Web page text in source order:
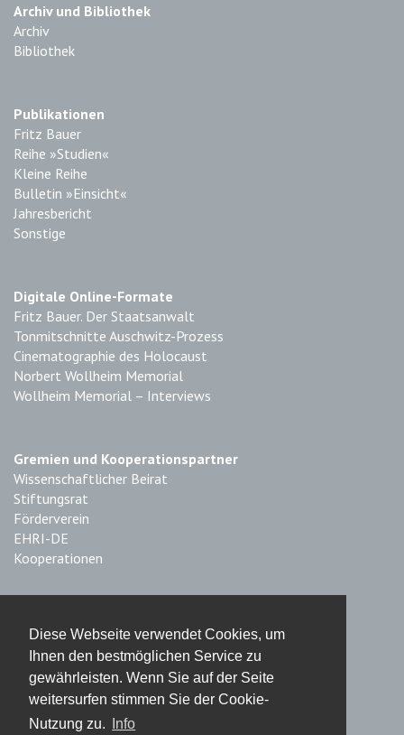
Diese Webseite verwendet Cookies, um
Ihnen den bestmöglichen Service zu
gewährleisten. Wenn Sie auf der Seite
weitersurfen stimmen Sie der Cookie-
Nutzung zu.
Info
Archiv und Bibliothek
Archiv
Bibliothek
Publikationen
Fritz Bauer
Reihe »Studien«
Kleine Reihe
Bulletin »Einsicht«
Jahresbericht
Sonstige
Digitale Online-Formate
Fritz Bauer. Der Staatsanwalt
Tonmitschnitte Auschwitz-Prozess
Cinematographie des Holocaust
Norbert Wollheim Memorial
Wollheim Memorial – Interviews
Gremien und Kooperationspartner
Wissenschaftlicher Beirat
Stiftungsrat
Förderverein
EHRI-DE
Kooperationen
Impressum
Haftungsausschluss
Datenschutz